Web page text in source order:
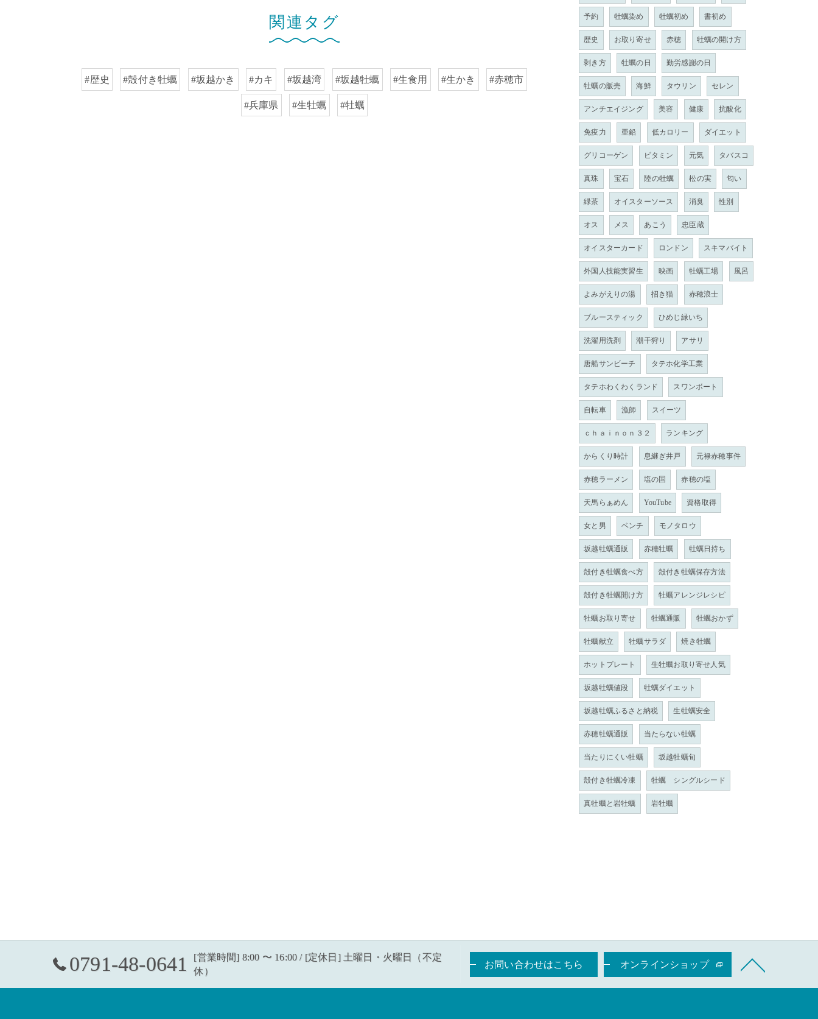
関連タグ
#歴史 #殻付き牡蠣 #坂越かき #カキ #坂越湾 #坂越牡蠣 #生食用 #生かき #赤穂市
#兵庫県 #生牡蠣 #牡蠣
予約 牡蠣染め 牡蠣初め 書初め
歴史 お取り寄せ 赤穂 牡蠣の開け方
剥き方 牡蠣の日 勤労感謝の日
牡蠣の販売 海鮮 タウリン セレン
アンチエイジング 美容 健康 抗酸化
免疫力 亜鉛 低カロリー ダイエット
グリコーゲン ビタミン 元気 タバスコ
真珠 宝石 陸の牡蠣 松の実 匂い
緑茶 オイスターソース 消臭 性別
オス メス あこう 忠臣蔵
オイスターカード ロンドン スキマバイト
外国人技能実習生 映画 牡蠣工場 風呂
よみがえりの湯 招き猫 赤穂浪士
ブルースティック ひめじ緑いち
洗濯用洗剤 潮干狩り アサリ
唐船サンビーチ タテホ化学工業
タテホわくわくランド スワンボート
自転車 漁師 スイーツ
ｃｈａｉｎｏｎ３２ ランキング
からくり時計 息継ぎ井戸 元禄赤穂事件
赤穂ラーメン 塩の国 赤穂の塩
天馬らぁめん YouTube 資格取得
女と男 ベンチ モノタロウ
坂越牡蠣通販 赤穂牡蠣 牡蠣日持ち
殻付き牡蠣食べ方 殻付き牡蠣保存方法
殻付き牡蠣開け方 牡蠣アレンジレシピ
牡蠣お取り寄せ 牡蠣通販 牡蠣おかず
牡蠣献立 牡蠣サラダ 焼き牡蠣
ホットプレート 生牡蠣お取り寄せ人気
坂越牡蠣値段 牡蠣ダイエット
坂越牡蠣ふるさと納税 生牡蠣安全
赤穂牡蠣通販 当たらない牡蠣
当たりにくい牡蠣 坂越牡蠣旬
殻付き牡蠣冷凍 牡蠣 シングルシード
真牡蠣と岩牡蠣 岩牡蠣
0791-48-0641
[営業時間] 8:00 〜 16:00 / [定休日] 土曜日・火曜日（不定
休）
お問い合わせはこちら オンラインショップ